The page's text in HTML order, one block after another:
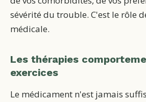
sévérité du trouble. C'est le rôle
médicale.
Les thérapies
exercices
Le médicament n'est jamais